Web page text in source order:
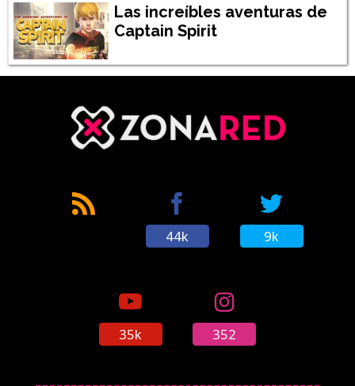
Las increíbles aventuras de
Captain Spirit
44k 9k
35k 352